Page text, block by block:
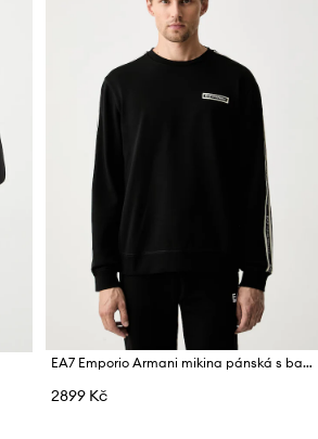
EA7 Emporio Armani mikina pánská s bavlnou
2899 Kč